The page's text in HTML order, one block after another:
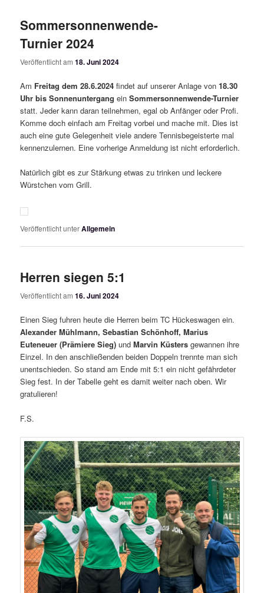
Sommersonnenwende-
Turnier 2024
Veröffentlicht am18. Juni 2024
Am Freitag dem 28.6.2024 findet auf unserer Anlage von18.30
Uhr bis Sonnenuntergang einSommersonnenwende-Turnier
statt. Jeder kann daran teilnehmen, egal ob Anfänger oder Profi.
Komme doch einfach am Freitag vorbei und mache mit. Dies ist
auch eine gute Gelegenheit viele andere Tennisbegeisterte mal
kennenzulernen. Eine vorherige Anmeldung ist nicht erforderlich.
Natürlich gibt es zur Stärkung etwas zu trinken und leckere
Würstchen vom Grill.
Veröffentlicht unterAllgemein
Herren siegen 5:1
Veröffentlicht am16. Juni 2024
Einen Sieg fuhren heute die Herren beim TC Hückeswagen ein.
Alexander Mühlmann, Sebastian Schönhoff, Marius
Euteneuer (Prämiere Sieg)und Marvin Küsters gewannen ihre
Einzel. In den anschließenden beiden Doppeln trennte man sich
unentschieden. So stand am Ende mit 5:1 ein nicht gefährdeter
Sieg fest. In der Tabelle geht es damit weiter nach oben. Wir
gratulieren!
F.S.